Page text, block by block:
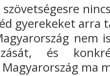
gyerekeket arra
nem
és
ma